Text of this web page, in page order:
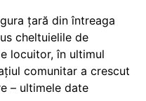
țară din întreaga
cheltuielile de
locuitor, în ultimul
comunitar a crescut
– ultimele date